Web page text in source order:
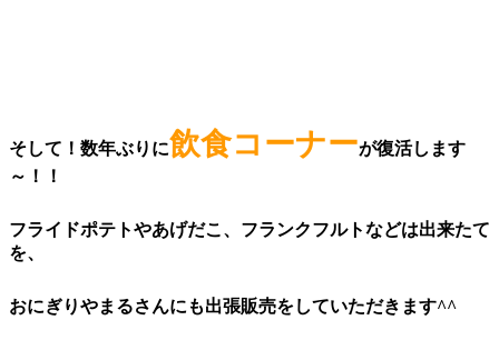
そして！数年ぶりに飲食コーナーが復活します
～！！
フライドポテトやあげだこ、フランクフルトなどは出来たて
を、
おにぎりやまるさんにも出張販売をしていただきます^^